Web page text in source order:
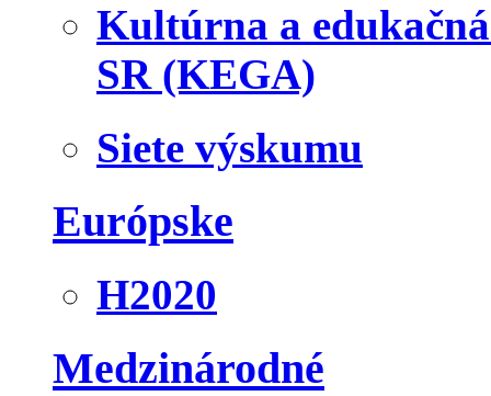
Kultúrna a
SR (KEGA)
Siete výskumu
Európske
H2020
Medzinárodné